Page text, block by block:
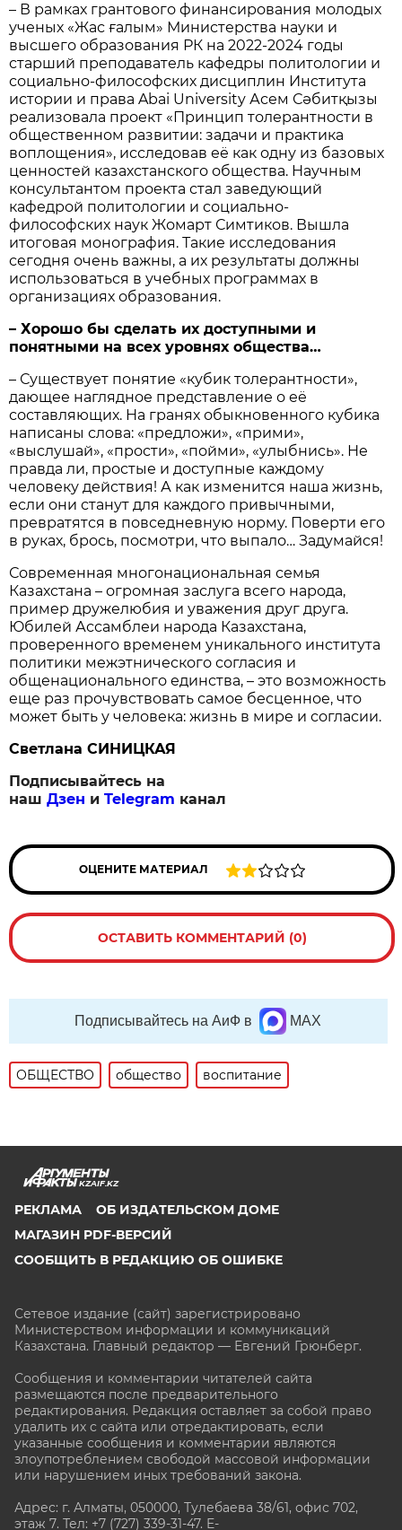
– В рамках грантового финансирования молодых
ученых «Жас ғалым» Министерства науки и
высшего образования РК на 2022-2024 годы
старший преподаватель кафедры политологии и
социально-философских дисциплин Института
истории и права Abai University Асем Сәбитқызы
реализовала проект «Принцип толерантности в
общественном развитии: задачи и практика
воплощения», исследовав её как одну из базовых
ценностей казахстанского общества. Научным
консультантом проекта стал заведующий
кафедрой политологии и социально-
философских наук Жомарт Симтиков. Вышла
итоговая монография. Такие исследования
сегодня очень важны, а их результаты должны
использоваться в учебных программах в
организациях образования.
– Хорошо бы сделать их доступными и
понятными на всех уровнях общества…
– Существует понятие «кубик толерантности»,
дающее наглядное представление о её
составляющих. На гранях обыкновенного кубика
написаны слова: «предложи», «прими»,
«выслушай», «прости», «пойми», «улыбнись». Не
правда ли, простые и доступные каждому
человеку действия! А как изменится наша жизнь,
если они станут для каждого привычными,
превратятся в повседневную норму. Поверти его
в руках, брось, посмотри, что выпало… Задумайся!
Современная многонациональная семья
Казахстана – огромная заслуга всего народа,
пример дружелюбия и уважения друг друга.
Юбилей Ассамблеи народа Казахстана,
проверенного временем уникального института
политики межэтнического согласия и
общенационального единства, – это возможность
еще раз прочувствовать самое бесценное, что
может быть у человека: жизнь в мире и согласии.
Светлана СИНИЦКАЯ
Подписывайтесь на
нашДзен иTelegram канал
ОЦЕНИТЕ МАТЕРИАЛ
ОСТАВИТЬ КОММЕНТАРИЙ (0)
Подписывайтесь на АиФ в MAX
ОБЩЕСТВО общество воспитание
KZAIF.KZ
РЕКЛАМА
ОБ ИЗДАТЕЛЬСКОМ ДОМЕ
МАГАЗИН PDF-ВЕРСИЙ
СООБЩИТЬ В РЕДАКЦИЮ ОБ ОШИБКЕ
Сетевое издание (сайт) зарегистрировано
Министерством информации и коммуникаций
Казахстана. Главный редактор — Евгений Грюнберг.
Сообщения и комментарии читателей сайта
размещаются после предварительного
редактирования. Редакция оставляет за собой право
удалить их с сайта или отредактировать, если
указанные сообщения и комментарии являются
злоупотреблением свободой массовой информации
или нарушением иных требований закона.
Адрес: г. Алматы, 050000, Тулебаева 38/61, офис 702,
этаж 7. Тел: +7 (727) 339-31-47. E-